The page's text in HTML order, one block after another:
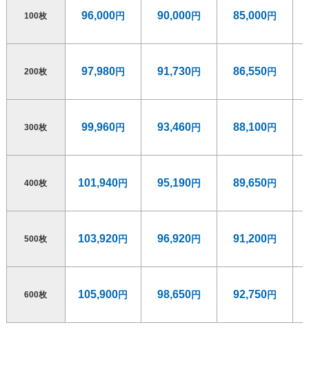
100枚 96,000 90,000 85,000
200枚 97,980 91,730 86,550
300枚 99,960 93,460 88,100
400枚 101,940 95,190 89,650
500枚 103,920 96,920 91,200
600枚 105,900 98,650 92,750